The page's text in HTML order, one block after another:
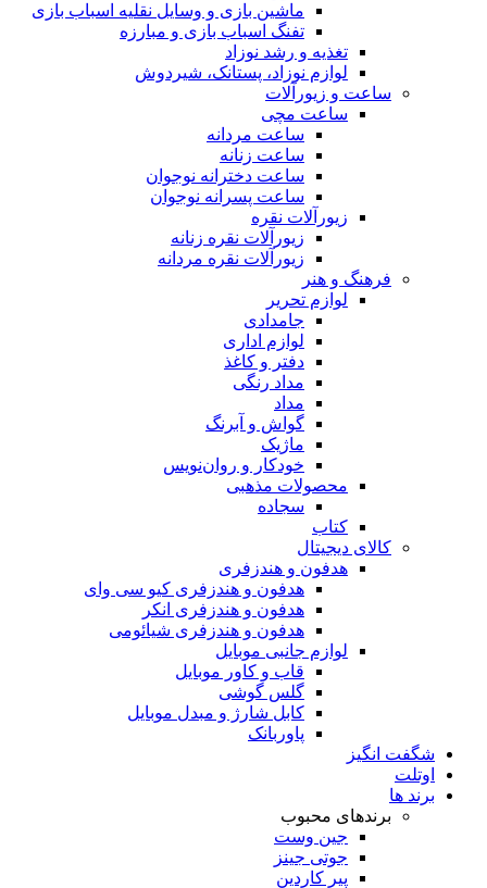
ماشین بازی و وسایل نقلیه اسباب بازی
تفنگ اسباب بازی و مبارزه
تغذیه و رشد نوزاد
لوازم نوزاد، پستانک، شیردوش
ساعت و زیور‌آلات
ساعت مچی
ساعت مردانه
ساعت زنانه
ساعت دخترانه نوجوان
ساعت پسرانه نوجوان
زیورآلات نقره
زیورآلات نقره زنانه
زیورآلات نقره مردانه
فرهنگ و هنر
لوازم تحریر
جامدادی
لوازم اداری
دفتر و کاغذ
مداد رنگی
مداد
گواش و آبرنگ
ماژیک
خودکار و روان‌نویس
محصولات مذهبی
سجاده
کتاب
کالای دیجیتال
هدفون و هندزفری
هدفون و هندزفری کیو سی وای
هدفون و هندزفری انکر
هدفون و هندزفری شیائومی
لوازم جانبی موبایل
قاب و کاور موبایل
گلس گوشی
کابل شارژ و مبدل موبایل
پاوربانک
شگفت انگیز
اوتلت
برند ها
برندهای محبوب
جین وست
جوتی جینز
پیر کاردین